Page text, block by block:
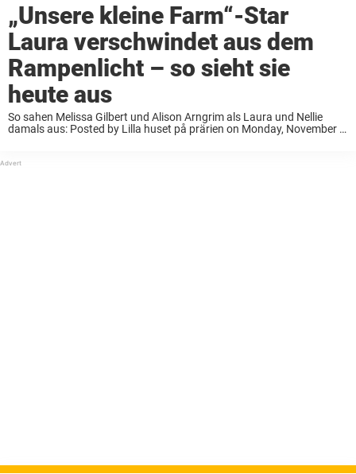
„Unsere kleine Farm“-Star
Laura verschwindet aus dem
Rampenlicht – so sieht sie
heute aus
So sahen Melissa Gilbert und Alison Arngrim als Laura und Nellie
damals aus: Posted by Lilla huset på prärien on Monday, November 2,